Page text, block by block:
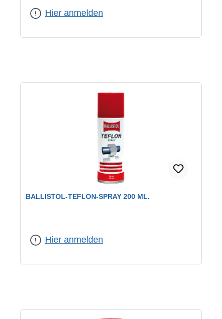
Hier anmelden
BALLISTOL-TEFLON-SPRAY 200 ML.
Hier anmelden